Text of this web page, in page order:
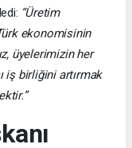
“Üretim
ekonomisinin
üyelerimizin her
iş birliğini artırmak